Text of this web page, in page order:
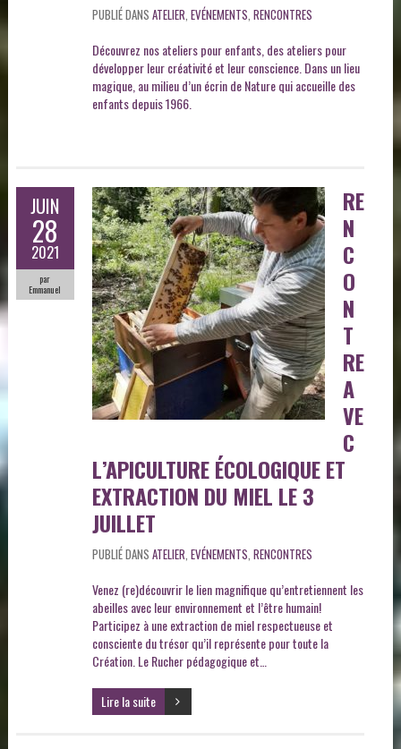
PUBLIÉ DANS ATELIER EVÉNEMENTS RENCONTRES
Découvrez nos ateliers pour enfants, des ateliers pour
développer leur créativité et leur conscience. Dans un lieu
magique, au milieu d’un écrin de Nature qui accueille des
enfants depuis 1966.
JUIN
28
2021
par
Emmanuel
RE
N
C
O
N
T
RE
A
VE
C
L’APICULTURE ÉCOLOGIQUE ET
EXTRACTION DU MIEL LE 3
JUILLET
PUBLIÉ DANS ATELIER EVÉNEMENTS RENCONTRES
Venez (re)découvrir le lien magnifique qu’entretiennent les
abeilles avec leur environnement et l’être humain!
Participez à une extraction de miel respectueuse et
consciente du trésor qu’il représente pour toute la
Création. Le Rucher pédagogique et…
Lire la suite